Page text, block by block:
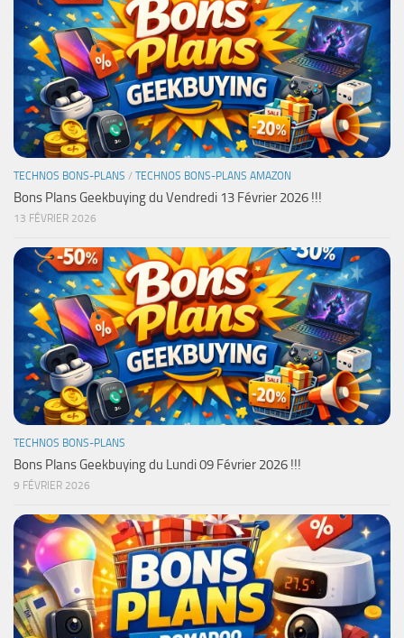
TECHNOS BONS-PLANS / TECHNOS BONS-PLANS AMAZON
Bons Plans Geekbuying du Vendredi 13 Février 2026 !!!
13 FÉVRIER 2026
TECHNOS BONS-PLANS
Bons Plans Geekbuying du Lundi 09 Février 2026 !!!
9 FÉVRIER 2026